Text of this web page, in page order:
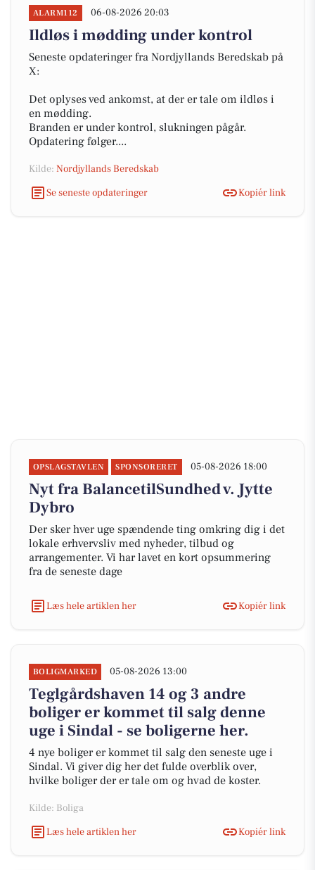
ALARM112 06-08-2026 20:03
Ildløs i mødding under kontrol
Seneste opdateringer fra Nordjyllands Beredskab på
X:
Det oplyses ved ankomst, at der er tale om ildløs i
en mødding.
Branden er under kontrol, slukningen pågår.
Opdatering følger....
Kilde: Nordjyllands Beredskab
Se seneste opdateringer
Kopiér link
OPSLAGSTAVLEN SPONSORERET 05-08-2026 18:00
Nyt fra BalancetilSundhed v. Jytte
Dybro
Der sker hver uge spændende ting omkring dig i det
lokale erhvervsliv med nyheder, tilbud og
arrangementer. Vi har lavet en kort opsummering
fra de seneste dage
Læs hele artiklen her Kopiér link
BOLIGMARKED 05-08-2026 13:00
Teglgårdshaven 14 og 3 andre
boliger er kommet til salg denne
uge i Sindal - se boligerne her.
4 nye boliger er kommet til salg den seneste uge i
Sindal. Vi giver dig her det fulde overblik over,
hvilke boliger der er tale om og hvad de koster.
Kilde: Boliga
Læs hele artiklen her
Kopiér link